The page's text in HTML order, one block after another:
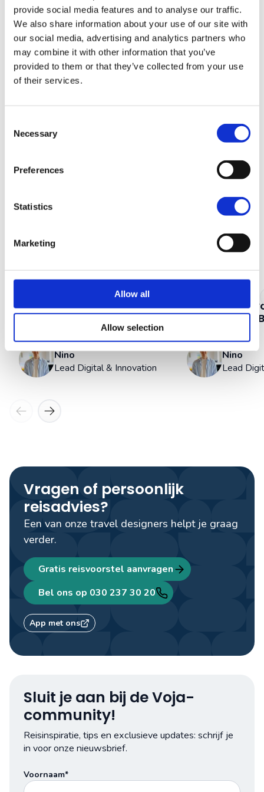
provide social media features and to analyse our traffic.
We also share information about your use of our site with
our social media, advertising and analytics partners who
may combine it with other information that you’ve
provided to them or that they’ve collected from your use
of their services.
Selection
Necessary
Preferences
Statistics
Marketing
Allow all
Allow selection
Meest gekozen!
Kleurrijk Kaapverdië: Stad, Vallei &
Oceaan
14 dagen v.a. 2.399 p.p. compleet incl.
Rondreis naar São Vicente, Santo Antão en Santiago
Alle contrasten van Kaapverdië in één reis
Favoriet bij onze reizigers
Bekijk reis
Alles bekijken
Kaapverdië
Reisadviezen: Veilig &
Onbezorgd
Nino
Lead Digital & Innovation
Kaapverdië
Alles over de
Nino
Lead
Vragen of persoonlijk
reisadvies?
Een van onze travel designers helpt je graag
verder.
Gratis reisvoorstel aanvragen
Bel ons op 030 237 30 20
App met ons
Sluit je aan bij de Voja-
community!
Reisinspiratie, tips en exclusieve updates: schrijf je
in voor onze nieuwsbrief.
Voornaam*